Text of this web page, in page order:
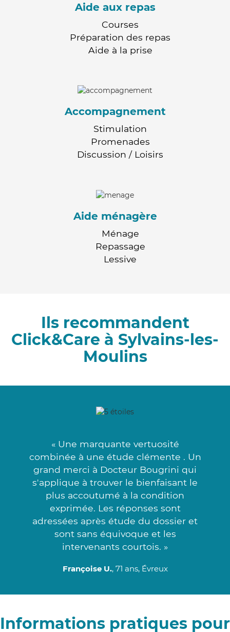
Aide aux repas
Courses
Préparation des repas
Aide à la prise
Accompagnement
Stimulation
Promenades
Discussion / Loisirs
Aide ménagère
Ménage
Repassage
Lessive
Ils recommandent
Click&Care à Sylvains-les-
Moulins
« Une marquante vertuosité
combinée à une étude clémente . Un
grand merci à Docteur Bougrini qui
s'applique à trouver le bienfaisant le
plus accoutumé à la condition
exprimée. Les réponses sont
adressées après étude du dossier et
sont sans équivoque et les
intervenants courtois. »
Françoise U., 71 ans, Évreux
Informations pratiques pour